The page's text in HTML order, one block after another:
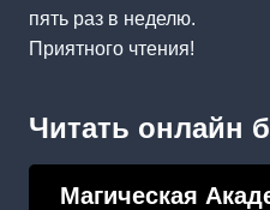
пять раз в неделю.
Приятного чтения!
Читать онлайн
Магическая